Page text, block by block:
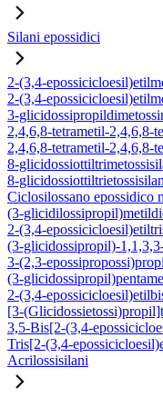
Silani epossidici
2-(3,4-
2-(3,4-
3-
2,4,6,8-tetrametil-2,4,6,8-
2,4,6,8-tetrametil-2,4,6,8-
8-
8-
Ciclosilossano epossidico
(3-
2-(3,4-
(3-glicidossipropil)-
3-(2,3-
(3-
2-(3,4-
[3-
3,5-Bis[2-(3,4-
Tris[2-(3,4-
Acrilossisilani